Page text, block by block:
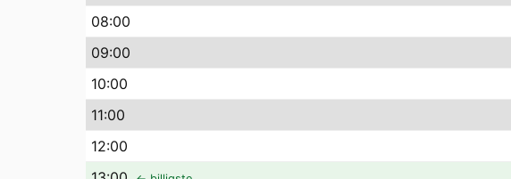
08:00
09:00
10:00
11:00
12:00